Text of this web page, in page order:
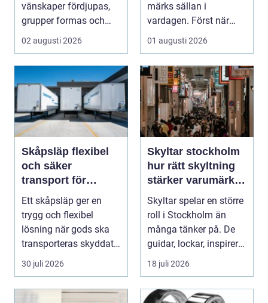
vänskaper fördjupas,
grupper formas och
viktiga samtal får t...
02 augusti 2026
märks sällan i
vardagen. Först när
brunnar svämmar över,
avlopp börj...
01 augusti 2026
Skåpsläp flexibel
och säker
transport för
företag och
privatpersoner
Ett skåpsläp ger en
trygg och flexibel
lösning när gods ska
transporteras skyddat
mot väder, insyn o...
30 juli 2026
Skyltar stockholm
hur rätt skyltning
stärker varumärket
i stadsmiljön
Skyltar spelar en större
roll i Stockholm än
många tänker på. De
guidar, lockar, inspirerar
och skap...
18 juli 2026